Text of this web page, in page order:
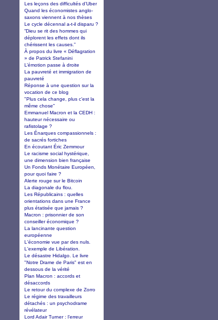
Les leçons des difficultés d’Uber
Quand les économistes anglo-
saxons viennent à nos thèses
Le cycle décennal a-t-il disparu ?
“Dieu se rit des hommes qui
déplorent les effets dont ils
chérissent les causes.”
À propos du livre « Déflagration
» de Patrick Stefanini
L’émotion passe à droite
La pauvreté et immigration de
pauvreté
Réponse à une question sur la
vocation de ce blog
"Plus cela change, plus c'est la
même chose"
Emmanuel Macron et la CEDH :
hauteur nécessaire ou
rafistolage ?
Les Énarques compassionnels :
de sacrés fortiches
En écoutant Éric Zemmour
Le racisme social hystérique,
une dimension bien française
Un Fonds Monétaire Européen,
pour quoi faire ?
Alerte rouge sur le Bitcoin
La diagonale du flou.
Les Républicains : quelles
orientations dans une France
plus étatisée que jamais ?
Macron : prisonnier de son
conseiller économique ?
La lancinante question
européenne
L'économie vue par des nuls.
L'exemple de Libération.
Le désastre Hidalgo. Le livre
"Notre Drame de Paris" est en
dessous de la vérité
Plan Macron : accords et
désaccords
Le retour du complexe de Zorro
Le régime des travailleurs
détachés : un psychodrame
révélateur
Lord Adair Turner : l’erreur